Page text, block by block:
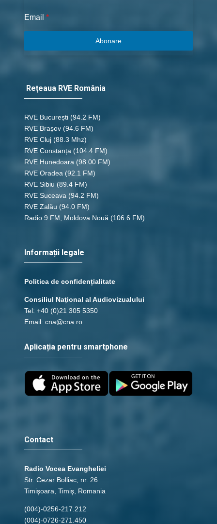
Email *
Abonare
Rețeaua RVE România
RVE București (94.2 FM)
RVE Brașov (94.6 FM)
RVE Cluj (88.3 Mhz)
RVE Constanța (104.4 FM)
RVE Hunedoara (98.00 FM)
RVE Oradea (92.1 FM)
RVE Sibiu (89.4 FM)
RVE Suceava (94.2 FM)
RVE Zalău (94.0 FM)
Radio 9 FM, Moldova Nouă (106.6 FM)
Informații legale
Politica de confidențialitate
Consiliul Naţional al Audiovizualului
Tel: +40 (0)21 305 5350
Email: cna@cna.ro
Aplicația pentru smartphone
Contact
Radio Vocea Evangheliei
Str. Cezar Bolliac, nr. 26
Timişoara, Timiş, Romania
(004)-0256-217.212
(004)-0726-271.450